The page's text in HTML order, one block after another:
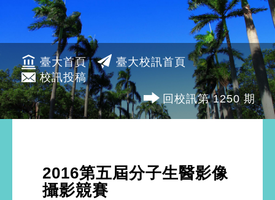
臺大首頁
臺大校訊首頁
校訊投稿
回校訊第 1250 期
2016第五屆分子生醫影像
攝影競賽